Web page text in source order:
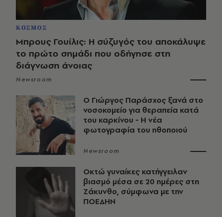
ΚΟΣΜΟΣ
Μπρους Γουίλις: Η σύζυγός του αποκάλυψε
το πρώτο σημάδι που οδήγησε στη
διάγνωση άνοιας
Newsroom
O Γιώργος Παράσχος ξανά στο
νοσοκομείο για θεραπεία κατά
του καρκίνου - Η νέα
φωτογραφία του ηθοποιού
Newsroom
Οκτώ γυναίκες κατήγγειλαν
βιασμό μέσα σε 20 ημέρες στη
Ζάκυνθο, σύμφωνα με την
ΠΟΕΔΗΝ